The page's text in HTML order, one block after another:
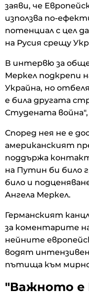
заяви, че
използва по-
потенциал с цел
на Русия срещу
В интервю за
Меркел подкрепи
Украйна, но
е била другата
Студената
Според нея не е
американският
поддържа
на Путин би било
било и
Ангела Меркел.
Германският
за коментарите
нейните
водят
пътища към
"Важното е